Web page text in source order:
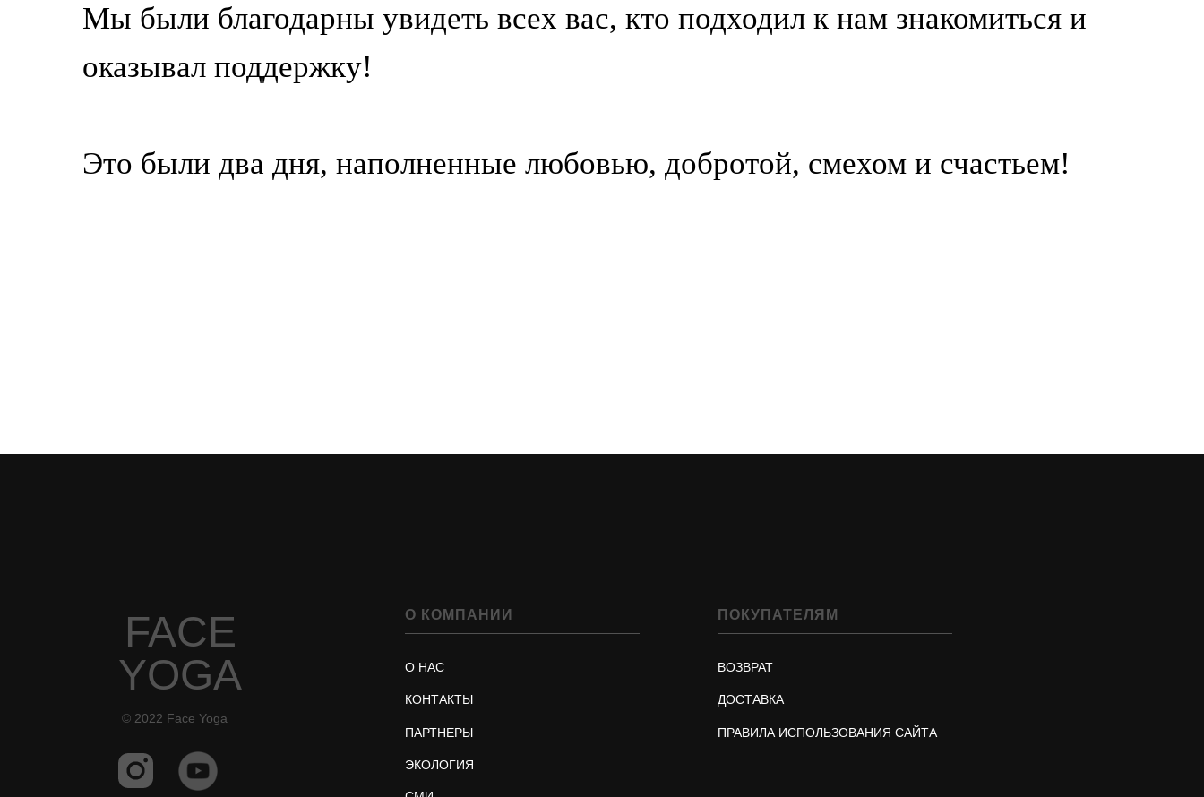
Мы были благодарны увидеть всех вас, кто подходил к нам знакомиться и
оказывал поддержку!
Это были два дня, наполненные любовью, добротой, смехом и счастьем!
О КОМПАНИИ
О НАС
ПОКУПАТЕЛЯМ
ВОЗВРАТ
© 2022 Face Yoga
FACE
YOGA
КОНТАКТЫ
ПАРТНЕРЫ
ЭКОЛОГИЯ
ПРАВИЛА ИСПОЛЬЗОВАНИЯ САЙТА
ДОСТАВКА